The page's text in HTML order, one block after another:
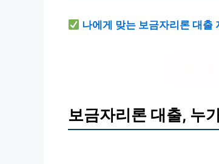
나에게 맞는 보금자리론 대출
보금자리론 대출, 누